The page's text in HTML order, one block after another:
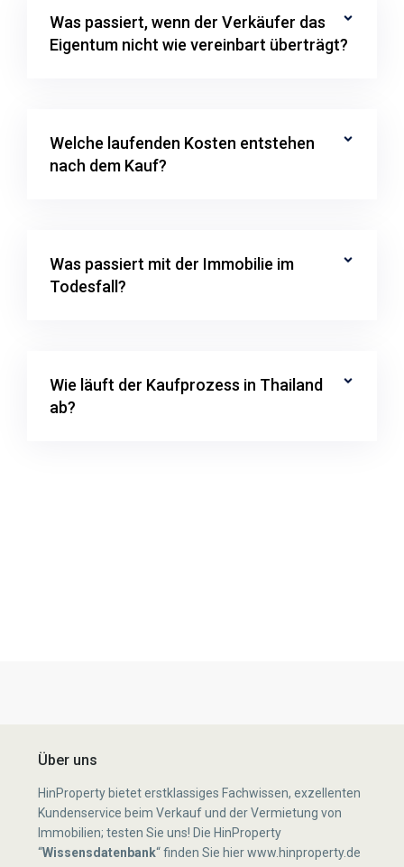
Was passiert, wenn der Verkäufer das
Eigentum nicht wie vereinbart überträgt?
Welche laufenden Kosten entstehen
nach dem Kauf?
Was passiert mit der Immobilie im
Todesfall?
Wie läuft der Kaufprozess in Thailand
ab?
Über uns
HinProperty bietet erstklassiges Fachwissen, exzellenten
Kundenservice beim Verkauf und der Vermietung von
Immobilien; testen Sie uns! Die HinProperty
“Wissensdatenbank“finden Sie hierwww.hinproperty.de